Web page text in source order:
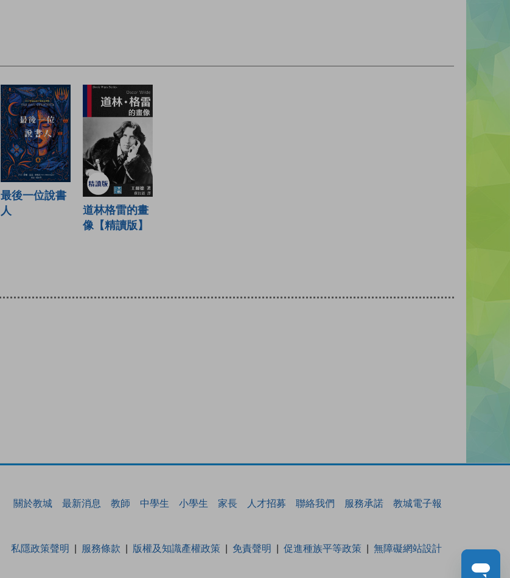
最後一位說書
人
道林格雷的畫
像【精讀版】
關於教城 最新消息 教師 中學生 小學生 家長 人才招募 聯絡我們 服務承諾 教城電子報
私隱政策聲明 服務條款 版權及知識產權政策 免責聲明 促進種族平等政策 無障礙網站設計